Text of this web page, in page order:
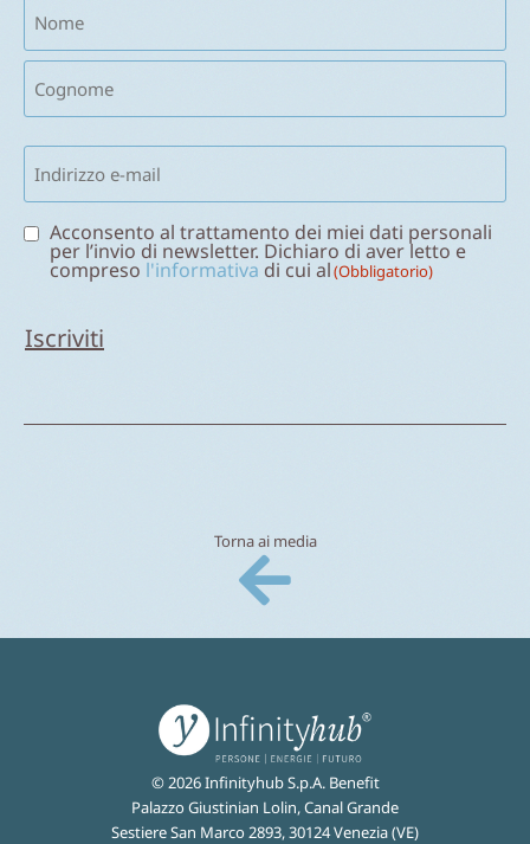
(Obbligatorio)
Email
(Obbligatorio)
Consenso
(Obbligatorio)
Acconsento al trattamento dei miei dati personali
per l’invio di newsletter. Dichiaro di aver letto e
compreso l'informativa di cui al(Obbligatorio)
Torna ai media
© 2026 Infinityhub S.p.A. Benefit
Palazzo Giustinian Lolin, Canal Grande
Sestiere San Marco 2893, 30124 Venezia (VE)